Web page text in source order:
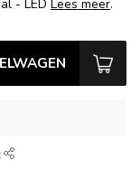
- LED Lees meer.